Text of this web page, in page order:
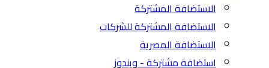
الاستضافة المشتركة
الاستضافة المشتركة للشركات
الاستضافة المصرية
استضافة مشتركة - ويندوز